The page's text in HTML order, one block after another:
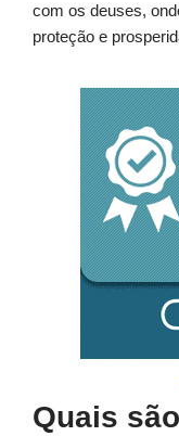
com os deuses,
proteção e
Quais